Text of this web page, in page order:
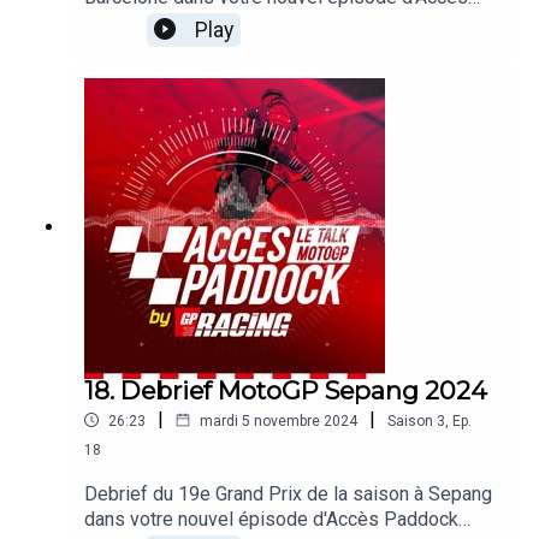
Paddock grâce nos reporters sur les Grands Prix
Michel Turco et Alexis Delisse. Avec une large
page consacrée au titre de Jorge Martin. On
revient également sur la saison de Pecco
Bagnaia, le retour en grâce de Marc Marquez ou
les performances des Français en 2024. Sans
oublier les sujets brulants qui agitent le paddock !
Play
18. Debrief MotoGP Sepang 2024
26:23 | mardi 5 novembre 2024 | Saison 3, Ep.
18
Debrief du 19e Grand Prix de la saison à Sepang
dans votre nouvel épisode d'Accès Paddock